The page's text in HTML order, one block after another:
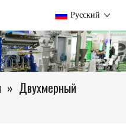
Pусский
» Двухмерный